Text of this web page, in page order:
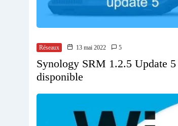
Réseaux 13 mai 2022 5
Synology SRM 1.2.5 Update 5
disponible